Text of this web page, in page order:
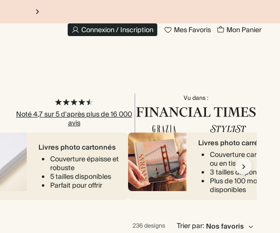
Connexion / Inscription Mes Favoris Mon Panier
Noté 4,7 sur 5 d'après plus de 16 000
avis
Vu dans :
Livres photo cartonnés
Couverture épaisse et
robuste
5 tailles disponibles
Parfait pour offrir
Livres photo carrés
Couverture cartonnée
ou en tissu
3 tailles disponibles
Plus de 100 modèles
disponibles
236 designs Trier par: